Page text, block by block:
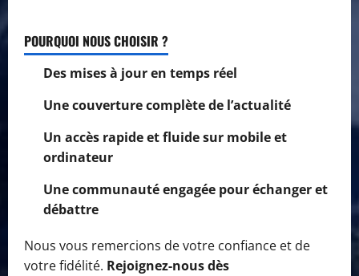
POURQUOI NOUS CHOISIR ?
Des mises à jour en temps réel
Une couverture complète de l’actualité
Un accès rapide et fluide sur mobile et
ordinateur
Une communauté engagée pour échanger et
débattre
Nous vous remercions de votre confiance et de
votre fidélité. Rejoignez-nous dès